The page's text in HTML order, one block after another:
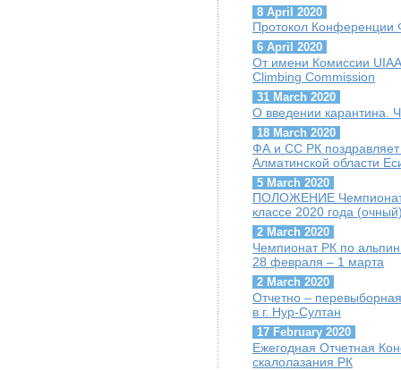
8 April 2020
Протокол
6 April 2020
От имени Комиссии
Climbing Commission
31 March 2020
О введении карантина.
18 March 2020
ФА и СС РК поздравляет
Алматинской области
5 March 2020
ПОЛОЖЕНИЕ Чемпионат
классе 2020 года
2 March 2020
Чемпионат РК по
28 февраля – 1 марта
2 March 2020
Отчетно –
в г. Нур-Султан
17 February 2020
Ежегодная Отчетная
скалолазания РК